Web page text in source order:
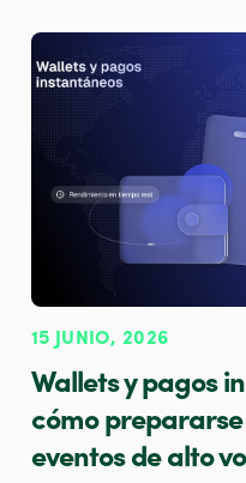
15 JUNIO, 2026
Wallets y pagos
cómo
eventos de alto